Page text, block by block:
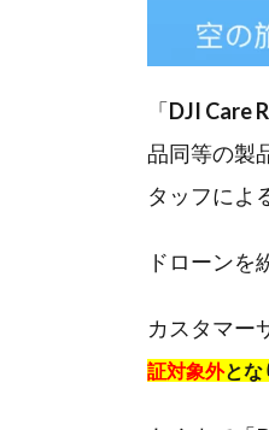
「DJI Care
品同等の製
タッフによ
ドローンを
カスタマー
証対象外とな